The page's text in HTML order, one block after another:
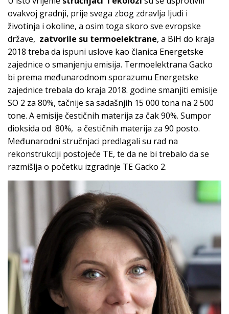
ovakvoj gradnji, prije svega zbog zdravlja ljudi i
životinja i okoline, a osim toga skoro sve evropske
države, zatvorile su termoelektrane, a BiH do kraja
2018 treba da ispuni uslove kao članica Energetske
zajednice o smanjenju emisija. Termoelektrana Gacko
bi prema međunarodnom sporazumu Energetske
zajednice trebala do kraja 2018. godine smanjiti emisije
SO 2 za 80%, tačnije sa sadašnjih 15 000 tona na 2 500
tone. A emisije čestičnih materija za čak 90%. Sumpor
dioksida od 80%, a čestičnih materija za 90 posto.
Međunarodni stručnjaci predlagali su rad na
rekonstrukciji postojeće TE, te da ne bi trebalo da se
razmišlja o početku izgradnje TE Gacko 2.